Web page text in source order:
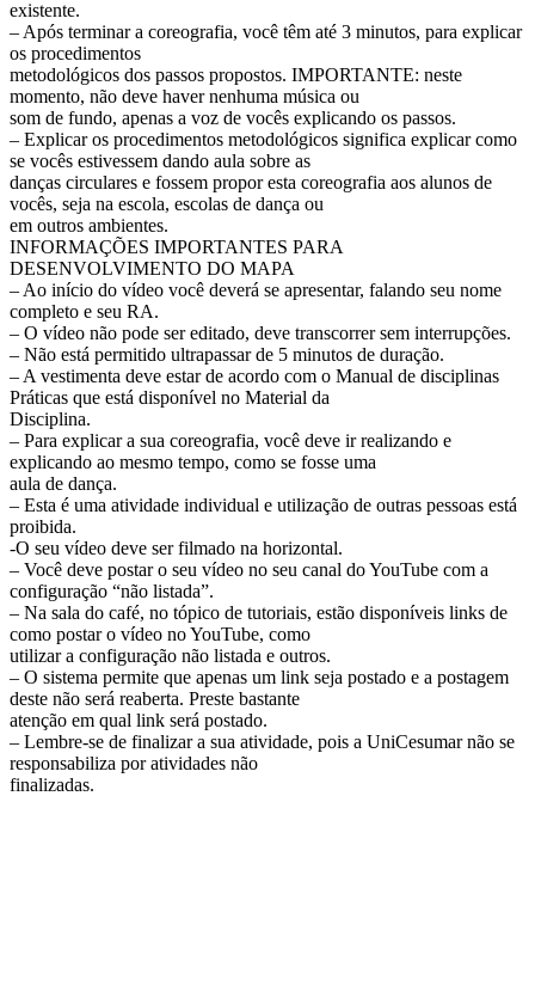
existente.
– Após terminar a coreografia, você têm até 3 minutos, para explicar
os procedimentos
metodológicos dos passos propostos. IMPORTANTE: neste
momento, não deve haver nenhuma música ou
som de fundo, apenas a voz de vocês explicando os passos.
– Explicar os procedimentos metodológicos significa explicar como
se vocês estivessem dando aula sobre as
danças circulares e fossem propor esta coreografia aos alunos de
vocês, seja na escola, escolas de dança ou
em outros ambientes.
INFORMAÇÕES IMPORTANTES PARA
DESENVOLVIMENTO DO MAPA
– Ao início do vídeo você deverá se apresentar, falando seu nome
completo e seu RA.
– O vídeo não pode ser editado, deve transcorrer sem interrupções.
– Não está permitido ultrapassar de 5 minutos de duração.
– A vestimenta deve estar de acordo com o Manual de disciplinas
Práticas que está disponível no Material da
Disciplina.
– Para explicar a sua coreografia, você deve ir realizando e
explicando ao mesmo tempo, como se fosse uma
aula de dança.
– Esta é uma atividade individual e utilização de outras pessoas está
proibida.
-O seu vídeo deve ser filmado na horizontal.
– Você deve postar o seu vídeo no seu canal do YouTube com a
configuração “não listada”.
– Na sala do café, no tópico de tutoriais, estão disponíveis links de
como postar o vídeo no YouTube, como
utilizar a configuração não listada e outros.
– O sistema permite que apenas um link seja postado e a postagem
deste não será reaberta. Preste bastante
atenção em qual link será postado.
– Lembre-se de finalizar a sua atividade, pois a UniCesumar não se
responsabiliza por atividades não
finalizadas.